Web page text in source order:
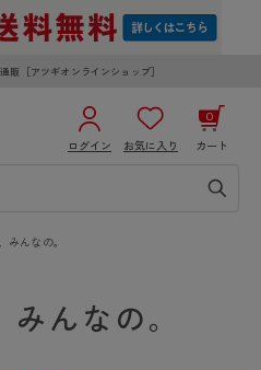
［アツギオンラインショップ］
ログイン お気に入り カート
0
購入で送料無料
みんなの。
んなの。